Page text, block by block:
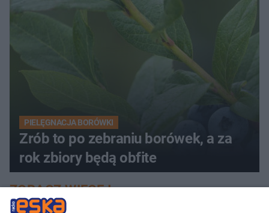
PIELĘGNACJA BORÓWKI
Zrób to po zebraniu borówek, a za
rok zbiory będą obfite
ZOBACZ WIĘCEJ